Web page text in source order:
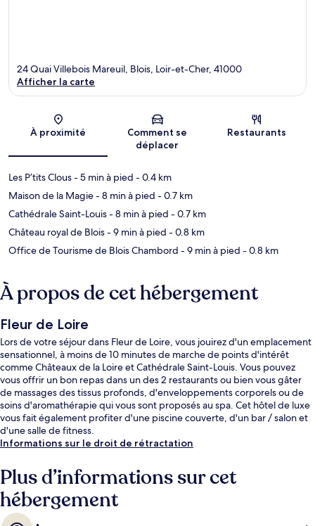
Carte
24 Quai Villebois Mareuil, Blois, Loir-et-Cher, 41000
Afficher la carte
À proximité
Comment se
déplacer
Restaurants
Les P’tits Clous- 5 min à pied - 0.4 km
Maison de la Magie- 8 min à pied - 0.7 km
Cathédrale Saint-Louis- 8 min à pied - 0.7 km
Château royal de Blois- 9 min à pied - 0.8 km
Office de Tourisme de Blois Chambord - 9 min à pied - 0.8 km
À propos de cet hébergement
Fleur de Loire
Lors de votre séjour dans Fleur de Loire, vous jouirez d'un emplacement
sensationnel, à moins de 10 minutes de marche de points d'intérêt
comme Châteaux de la Loire et Cathédrale Saint-Louis. Vous pouvez
vous offrir un bon repas dans un des 2 restaurants ou bien vous gâter
de massages des tissus profonds, d'enveloppements corporels ou de
soins d'aromathérapie qui vous sont proposés au spa. Cet hôtel de luxe
vous fait également profiter d'une piscine couverte, d'un bar / salon et
d'une salle de fitness.
Informations sur le droit de rétractation
Plus d’informations sur cet
hébergement